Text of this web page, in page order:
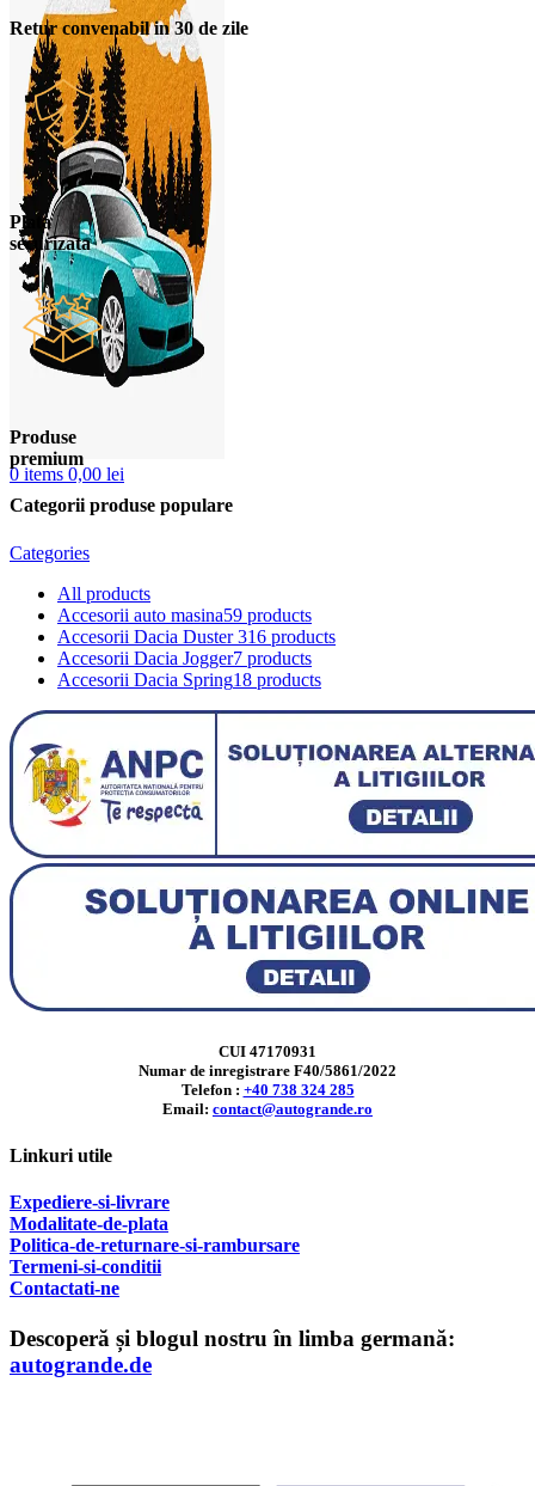
0 items 0,00 lei
Retur convenabil in 30 de zile
Plata
securizata
Produse
premium
Categorii produse populare
Categories
All products
Accesorii auto masina59 products
Accesorii Dacia Duster 316 products
Accesorii Dacia Jogger7 products
Accesorii Dacia Spring18 products
CUI 47170931
Numar de inregistrare F40/5861/2022
Telefon : +40 738 324 285
Email: contact@autogrande.ro
Linkuri utile
Expediere-si-livrare
Modalitate-de-plata
Politica-de-returnare-si-rambursare
Termeni-si-conditii
Contactati-ne
Descoperă și blogul nostru în limba germană:
autogrande.de